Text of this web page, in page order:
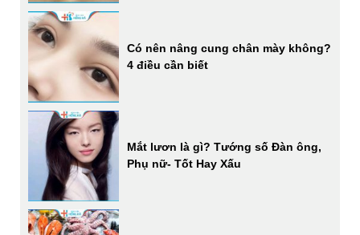
Có nên nâng cung chân mày không?
4 điều cần biết
Mắt lươn là gì? Tướng số Đàn ông,
Phụ nữ- Tốt Hay Xấu